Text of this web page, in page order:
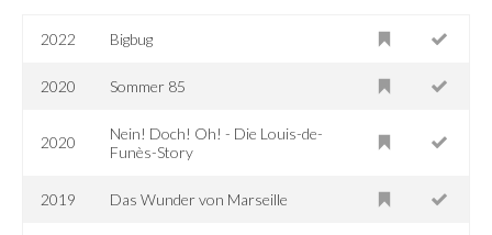
2022 Bigbug
2020 Sommer 85
2020
Nein! Doch! Oh! - Die Louis-de-
Funès-Story
2019 Das Wunder von Marseille